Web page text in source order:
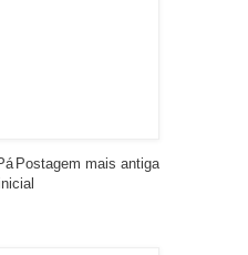
Postagem mais antiga